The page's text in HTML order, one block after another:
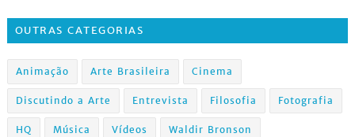
OUTRAS CATEGORIAS
Animação Arte Brasileira Cinema
Discutindo a Arte Entrevista Filosofia Fotografia
HQ Música Vídeos Waldir Bronson